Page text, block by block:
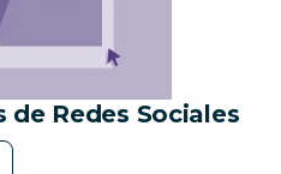
Redes Sociales